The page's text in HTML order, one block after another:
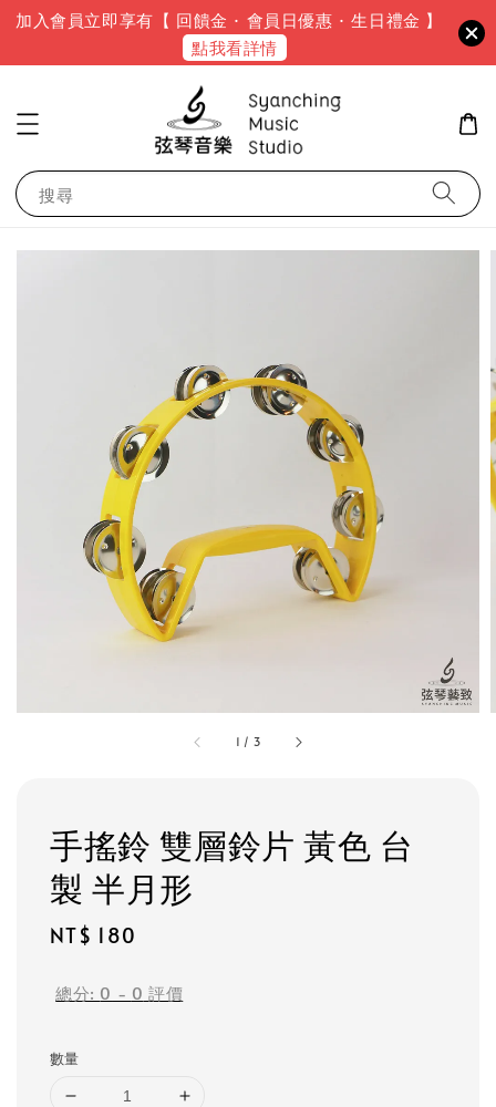
加入會員立即享有【 回饋金 · 會員日優惠 · 生日禮金 】
點我看詳情
搜尋
1 / 3
手搖鈴 雙層鈴片 黃色 台
製 半月形
Regular
NT$ 180
總分: 0 - 0 評價
數量